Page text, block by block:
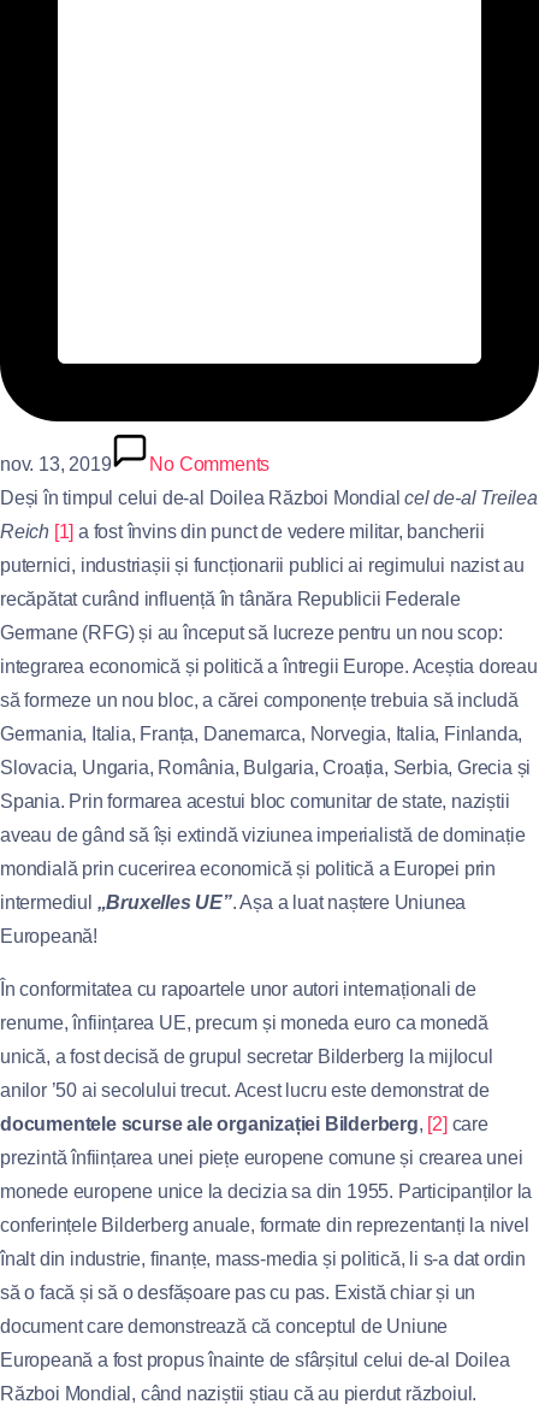
nov. 13, 2019
No Comments
Deși în timpul celui de-al Doilea Război Mondialcel de-al Treilea
Reich [1] a fost învins din punct de vedere militar, bancherii
puternici, industriașii și funcționarii publici ai regimului nazist au
recăpătat curând influență în tânăra Republicii Federale
Germane (RFG) și au început să lucreze pentru un nou scop:
integrarea economică și politică a întregii Europe. Aceștia doreau
să formeze un nou bloc, a cărei componențe trebuia să includă
Germania, Italia, Franța, Danemarca, Norvegia, Italia, Finlanda,
Slovacia, Ungaria, România, Bulgaria, Croația, Serbia, Grecia și
Spania. Prin formarea acestui bloc comunitar de state, naziștii
aveau de gând să își extindă viziunea imperialistă de dominație
mondială prin cucerirea economică și politică a Europei prin
intermediul „Bruxelles UE”. Așa a luat naștere Uniunea
Europeană!
În conformitatea cu rapoartele unor autori internaționali de
renume, înființarea UE, precum și moneda euro ca monedă
unică, a fost decisă de grupul secretar Bilderberg la mijlocul
anilor ’50 ai secolului trecut. Acest lucru este demonstrat de
documentele scurse ale organizației Bilderberg, [2] care
prezintă înființarea unei piețe europene comune și crearea unei
monede europene unice la decizia sa din 1955. Participanților la
conferințele Bilderberg anuale, formate din reprezentanți la nivel
înalt din industrie, finanțe, mass-media și politică, li s-a dat ordin
să o facă și să o desfășoare pas cu pas. Există chiar și un
document care demonstrează că conceptul de Uniune
Europeană a fost propus înainte de sfârșitul celui de-al Doilea
Război Mondial, când naziștii știau că au pierdut războiul.